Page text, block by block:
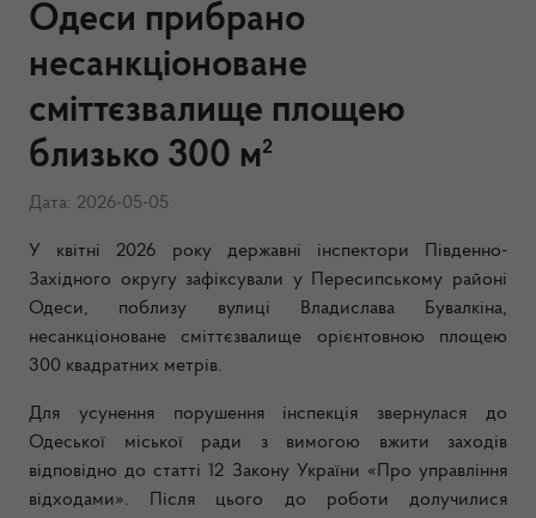
Одеси прибрано
несанкціоноване
сміттєзвалище площею
близько 300 м²
Дата: 2026-05-05
У квітні 2026 року державні інспектори Південно-
Західного округу зафіксували у Пересипському районі
Одеси, поблизу вулиці Владислава Бувалкіна,
несанкціоноване сміттєзвалище орієнтовною площею
300 квадратних метрів.
Для усунення порушення інспекція звернулася до
Одеської міської ради з вимогою вжити заходів
відповідно до статті 12 Закону України «Про управління
відходами». Після цього до роботи долучилися